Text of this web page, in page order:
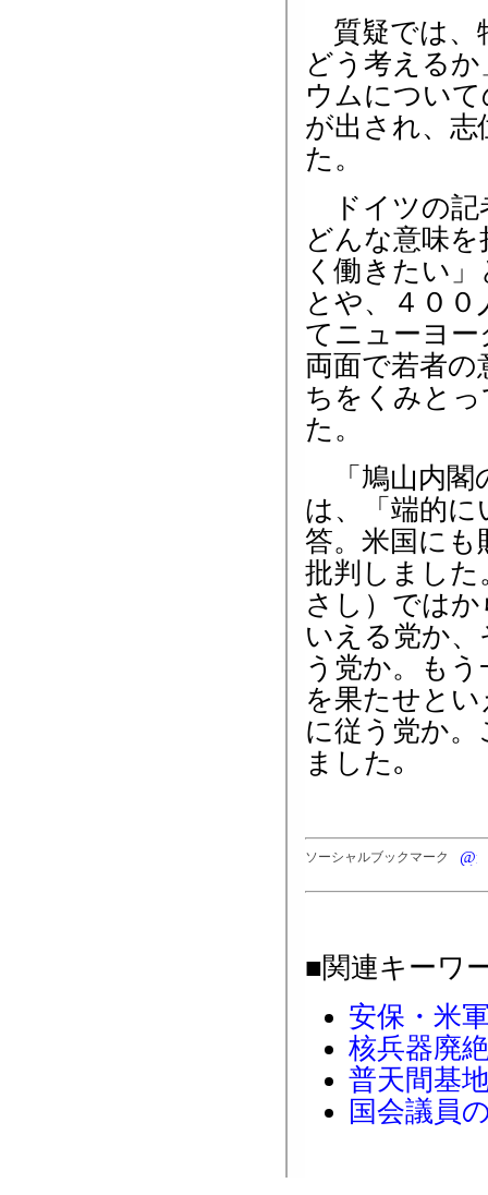
質疑では、
どう考える
ウムについ
が出され、
た。
ドイツの記
どんな意味
く働きたい
とや、４０
てニューヨ
両面で若者
ちをくみと
た。
「鳩山内閣
は、「端的
答。米国に
批判しまし
さし）では
いえる党か
う党か。も
を果たせと
に従う党か
ました｡
ソーシャルブックマーク
■関連キーワ
安保・米
核兵器廃
普天間基
国会議員